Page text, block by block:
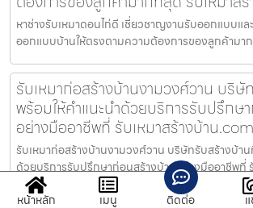
หาช่างรับเหมาดอนไก่ดี เชี่ยวชาญงานรับออกแบบแ
ออกแบบบ้านให้ตรงตามความต้องการของลูกค้ามา
รับเหมาก่อสร้างบ้านงามวงศ์วาน บริ
พร้อมให้คำแนะนำด้วยบริการรับปรึกษ
อย่างมืออาชีพที่ รับเหมาสร้างบ้าน.com
รับเหมาก่อสร้างบ้านงามวงศ์วาน บริษัทรับสร้างบ้า
ด้วยบริการรับปรึกษาก่อนสร้างบ้านอย่างมืออาชีพที่
หน้าหลัก เมนู ติดต่อ